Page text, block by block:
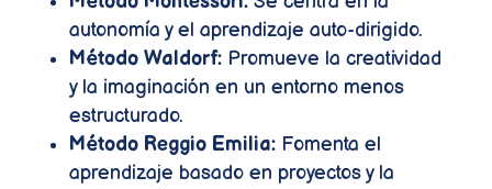
autonomía y el aprendizaje auto-dirigido.
Método Waldorf:Promueve la creatividad
y la imaginación en un entorno menos
estructurado.
Método Reggio Emilia:Fomenta el
aprendizaje basado en proyectos y la